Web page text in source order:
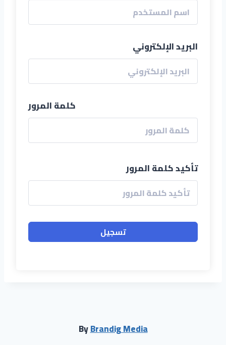
البريد الإلكتروني
كلمة المرور
تأكيد كلمة المرور
تسجيل
ByBrandig Media